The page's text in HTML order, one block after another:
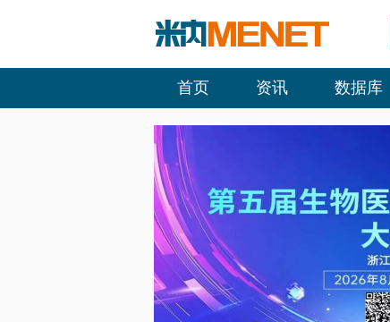
首页 资讯 数据库